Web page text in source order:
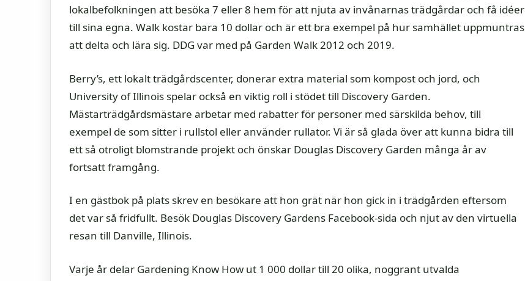
lokalbefolkningen att besöka 7 eller 8 hem för att njuta av invånarnas trädgårdar och få idéer
till sina egna. Walk kostar bara 10 dollar och är ett bra exempel på hur samhället uppmuntras
att delta och lära sig. DDG var med på Garden Walk 2012 och 2019.
Berry’s, ett lokalt trädgårdscenter, donerar extra material som kompost och jord, och
University of Illinois spelar också en viktig roll i stödet till Discovery Garden.
Mästarträdgårdsmästare arbetar med rabatter för personer med särskilda behov, till
exempel de som sitter i rullstol eller använder rullator. Vi är så glada över att kunna bidra till
ett så otroligt blomstrande projekt och önskar Douglas Discovery Garden många år av
fortsatt framgång.
I en gästbok på plats skrev en besökare att hon grät när hon gick in i trädgården eftersom
det var så fridfullt. Besök Douglas Discovery Gardens Facebook-sida och njut av den virtuella
resan till Danville, Illinois.
Varje år delar Gardening Know How ut 1 000 dollar till 20 olika, noggrant utvalda